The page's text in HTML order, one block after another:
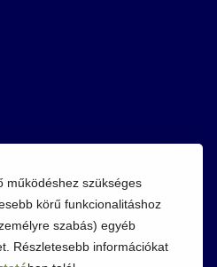
működéshez szükséges
körű funkcionalitáshoz
szabás) egyéb
Részletesebb információkat